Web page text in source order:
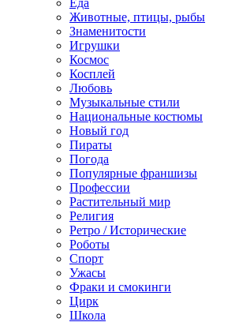
Еда
Животные, птицы, рыбы
Знаменитости
Игрушки
Космос
Косплей
Любовь
Музыкальные стили
Национальные костюмы
Новый год
Пираты
Погода
Популярные франшизы
Профессии
Растительный мир
Религия
Ретро / Исторические
Роботы
Спорт
Ужасы
Фраки и смокинги
Цирк
Школа